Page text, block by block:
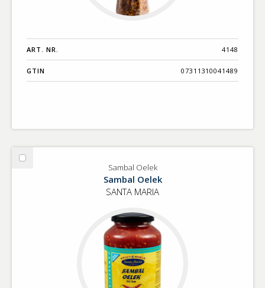
ART. NR. 4148
GTIN 07311310041489
Välj
Sambal Oelek
Sambal Oelek
SANTA MARIA